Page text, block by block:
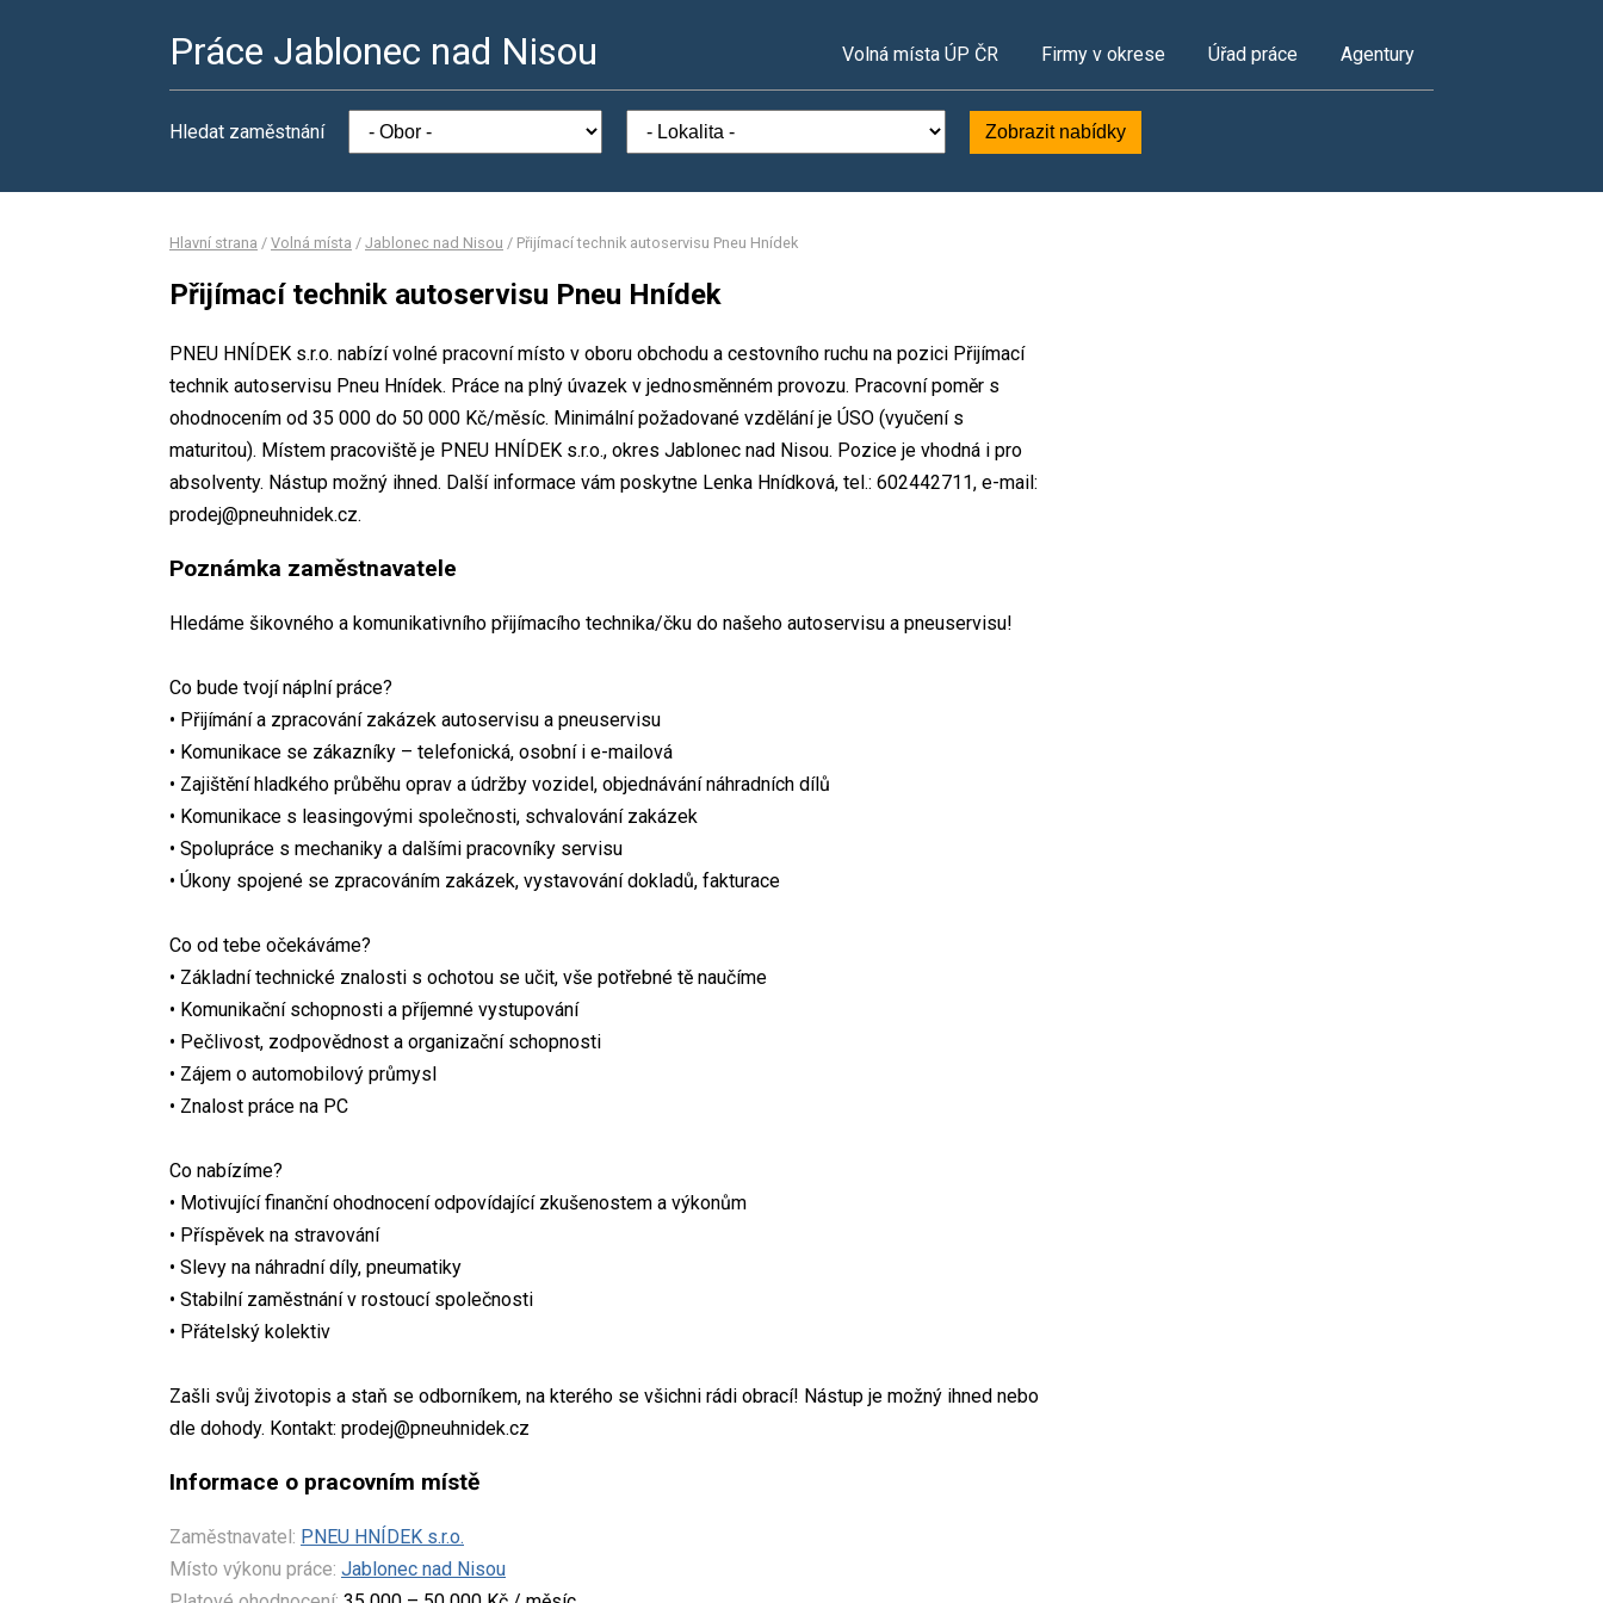
Práce Jablonec nad Nisou Volná místa ÚP ČR Firmy v okrese Úřad práce Agentury
Hledat zaměstnání Zobrazit nabídky
Hlavní strana / Volná místa / Jablonec nad Nisou / Přijímací technik autoservisu Pneu Hnídek
Přijímací technik autoservisu Pneu Hnídek
PNEU HNÍDEK s.r.o. nabízí volné pracovní místo v oboru obchodu a cestovního ruchu na pozici Přijímací
technik autoservisu Pneu Hnídek. Práce na plný úvazek v jednosměnném provozu. Pracovní poměr s
ohodnocením od 35 000 do 50 000 Kč/měsíc. Minimální požadované vzdělání je ÚSO (vyučení s
maturitou). Místem pracoviště je PNEU HNÍDEK s.r.o., okres Jablonec nad Nisou. Pozice je vhodná i pro
absolventy. Nástup možný ihned. Další informace vám poskytne Lenka Hnídková, tel.: 602442711, e-mail:
prodej@pneuhnidek.cz.
Poznámka zaměstnavatele
Hledáme šikovného a komunikativního přijímacího technika/čku do našeho autoservisu a pneuservisu!
Co bude tvojí náplní práce?
• Přijímání a zpracování zakázek autoservisu a pneuservisu
• Komunikace se zákazníky – telefonická, osobní i e-mailová
• Zajištění hladkého průběhu oprav a údržby vozidel, objednávání náhradních dílů
• Komunikace s leasingovými společnosti, schvalování zakázek
• Spolupráce s mechaniky a dalšími pracovníky servisu
• Úkony spojené se zpracováním zakázek, vystavování dokladů, fakturace
Co od tebe očekáváme?
• Základní technické znalosti s ochotou se učit, vše potřebné tě naučíme
• Komunikační schopnosti a příjemné vystupování
• Pečlivost, zodpovědnost a organizační schopnosti
• Zájem o automobilový průmysl
• Znalost práce na PC
Co nabízíme?
• Motivující finanční ohodnocení odpovídající zkušenostem a výkonům
• Příspěvek na stravování
• Slevy na náhradní díly, pneumatiky
• Stabilní zaměstnání v rostoucí společnosti
• Přátelský kolektiv
Zašli svůj životopis a staň se odborníkem, na kterého se všichni rádi obrací! Nástup je možný ihned nebo
dle dohody. Kontakt: prodej@pneuhnidek.cz
Informace o pracovním místě
Zaměstnavatel: PNEU HNÍDEK s.r.o.
Místo výkonu práce: Jablonec nad Nisou